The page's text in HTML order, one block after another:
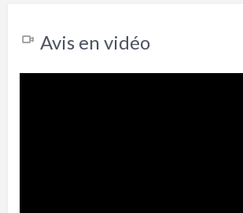
Avis en vidéo